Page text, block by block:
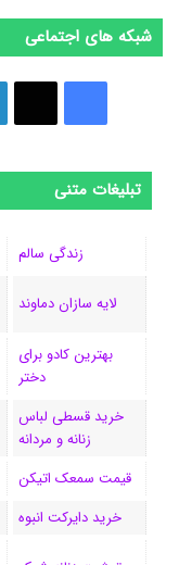
شبکه های اجتماعی
تبلیغات متنی
زندگی سالم
لایه سازان دماوند
بهترین کادو برای
دختر
خرید قسطی لباس
زنانه و مردانه
قیمت سمعک اتیکن
خرید دایرکت انبوه